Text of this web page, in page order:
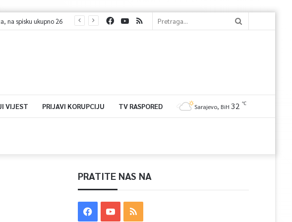
na spisku ukupno 26
VIJEST PRIJAVI KORUPCIJU TV RASPORED Sarajevo, BiH 32 ℃
PRATITE NAS NA